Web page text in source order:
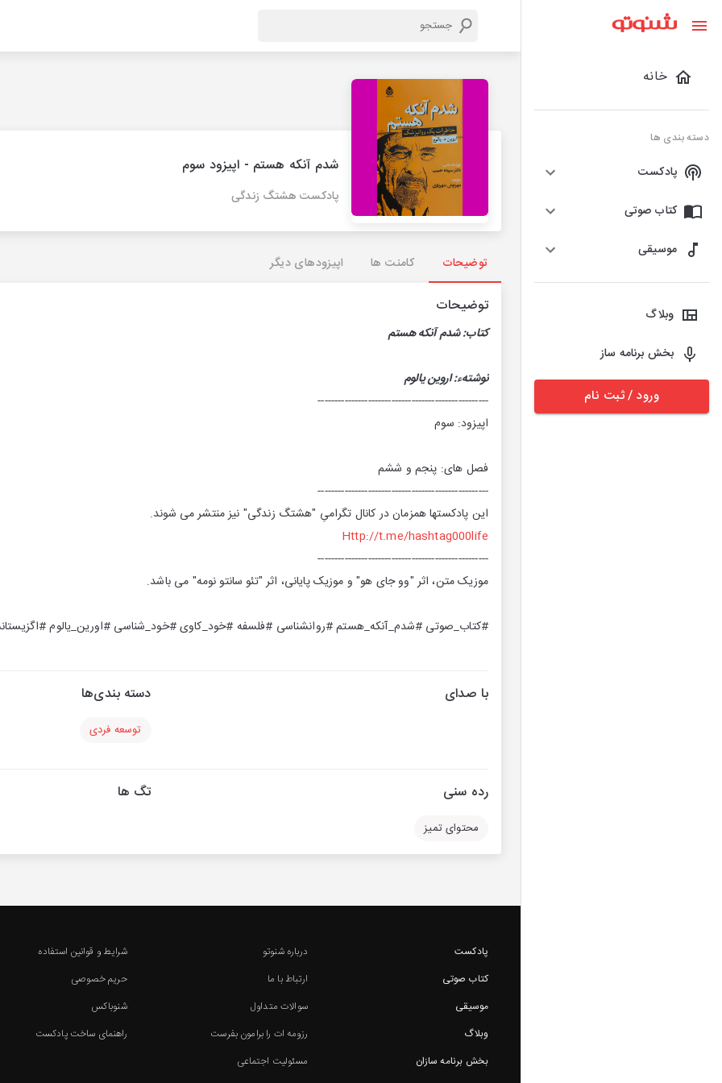
خانه
دسته بندی ها
پادکست
کتاب صوتی
موسیقی
وبلاگ
بخش برنامه ساز
ورود / ثبت نام
شدم آنکه هستم - اپیزود سوم
پادکست هشتگ زندگی
توضیحات کامنت ها اپیزودهای دیگر
توضیحات
کتاب: شدم آنکه هستم
نوشتهء: اروین یالوم
---------------------------------------------------
اپیزود: سوم
فصل های: پنجم و ششم
---------------------------------------------------
این پادکستها همزمان در کانال تگرامیِ "هشتگ زندگی" نیز منتشر می شوند.
Http://t.me/hashtag000life
---------------------------------------------------
موزیک متن، اثر "وو جای هو" و موزیک پایانی، اثر "تئو سانتو نومه" می باشد.
#کتاب_صوتی #شدم_آنکه_هستم #روانشناسی #فلسفه #خود_کاوی #خود_شناسی #اورین_یالوم
با صدای دسته بندی‌ها
توسعه فردی
رده سنی
محتوای تمیز
تگ ها
پادکست
کتاب صوتی
موسیقی
وبلاگ
بخش برنامه سازان
درباره شنوتو
ارتباط با ما
سوالات متداول
رزومه ات را برامون بفرست
مسئولیت اجتماعی
شرایط و قوانین استفاده
حریم خصوصی
شنوباکس
راهنمای ساخت پادکست